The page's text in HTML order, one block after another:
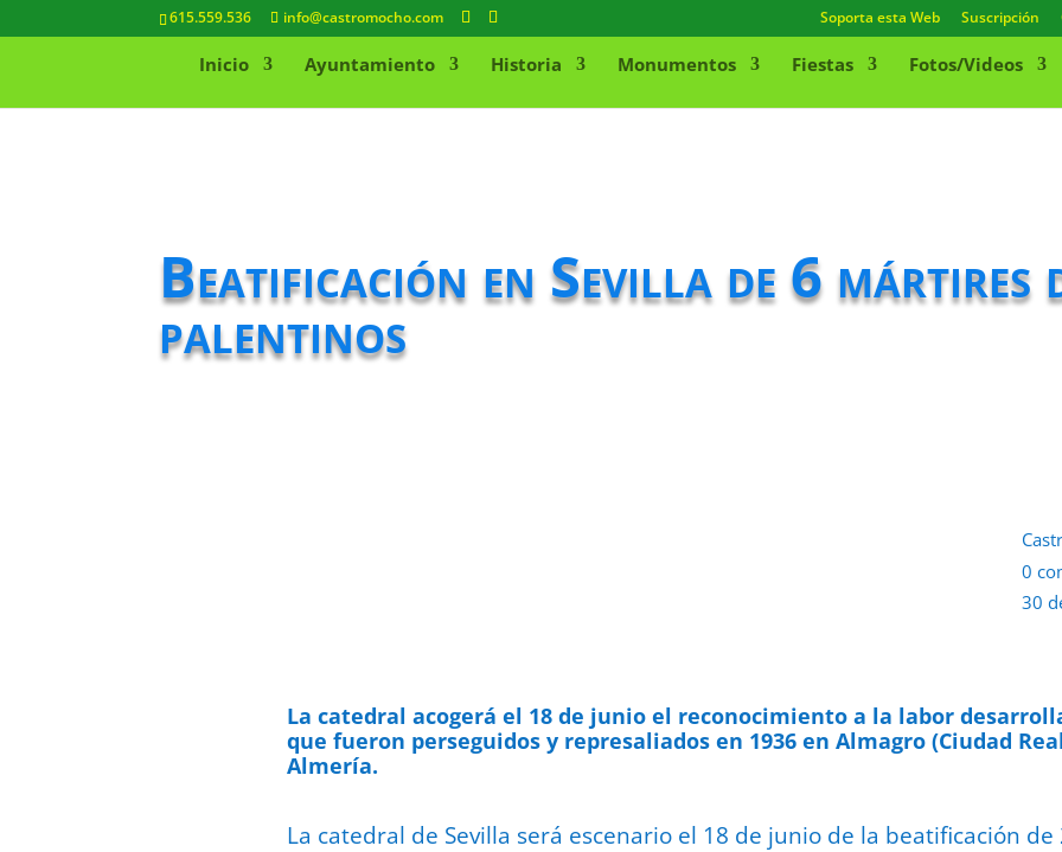
615.559.536 info@castromocho.com Soporta esta Web Suscripción
Inicio Ayuntamiento Historia Monumentos Fiestas Fotos/Videos
Beatificación en Sevilla de 6 mártires
palentinos
0
30
La catedral acogerá el 18 de junio el reconocimiento a la labor
que fueron perseguidos y represaliados en 1936 en Almagro (Ciudad
Almería.
La catedral de Sevilla será escenario el 18 de junio de la beatificación